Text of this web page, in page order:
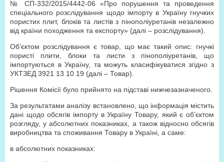
№ СП-332/2015/4442-06 «Про порушення та проведення
спеціального розслідування щодо імпорту в Україну гнучких
пористих плит, блоків та листів з пінополіуретанів незалежно
від країни походження та експорту» (далі – розслідування).
Об’єктом розслідування є товар, що має такий опис: гнучкі
пористі плити, блоки та листи з пінополіуретанів, що
імпортуються в Україну, та можуть класифікуватися згідно з
УКТЗЕД 3921 13 10 19 (далі – Товар).
Рішення Комісії було прийнято на підставі нижчезазначеного.
За результатами аналізу встановлено, що інформація містить
дані щодо обсягів імпорту в Україну Товару, який є об’єктом
розгляду, у абсолютних показниках, а також відносно обсягів
виробництва та споживання Товару в Україні, а саме:
в абсолютних показниках: